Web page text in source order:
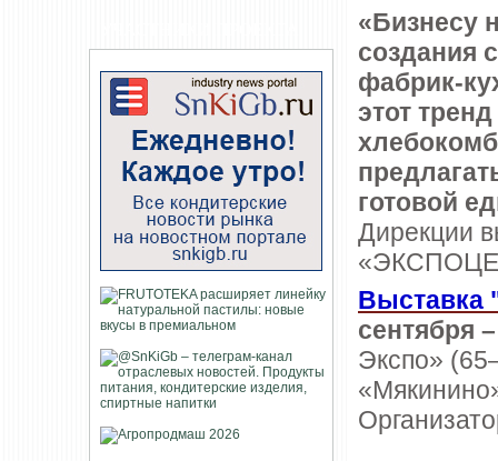
«Бизнесу
создания
фабрик-
этот
готовой
Дирекции
Выставка
сентября
Экспо»